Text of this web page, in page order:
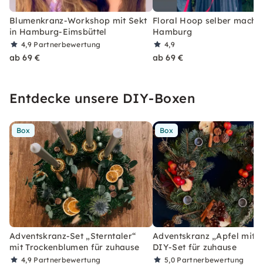
Blumenkranz-Workshop mit Sekt
in Hamburg-Eimsbüttel
4,9 Partnerbewertung
ab 69 €
Floral Hoop selber
Hamburg
4,9
ab 69 €
Entdecke unsere DIY-Boxen
Box
Adventskranz-Set „Sterntaler“
mit Trockenblumen für zuhause
4,9 Partnerbewertung
Box
Adventskranz „Apfel mit
DIY-Set für zuhause
5,0 Partnerbewertung